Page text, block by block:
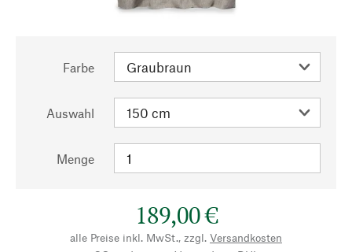
Farbe
Auswahl
Menge
189,00 €
alle Preise inkl. MwSt., zzgl. Versandkosten